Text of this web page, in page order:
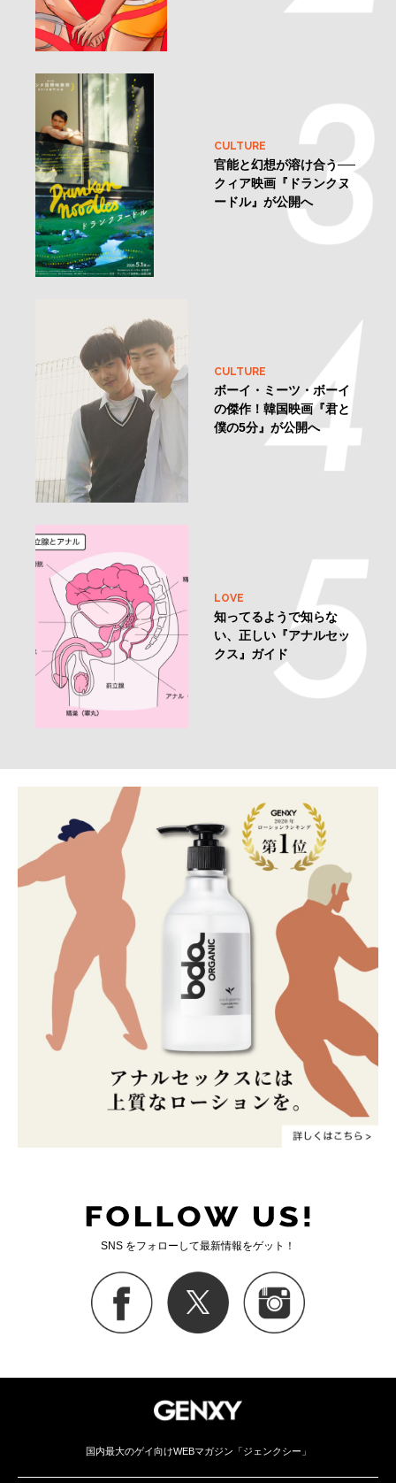
CULTURE
官能と幻想が溶け合う──
クィア映画『ドランクヌ
ードル』が公開へ
CULTURE
ボーイ・ミーツ・ボーイ
の傑作！韓国映画『君と
僕の5分』が公開へ
LOVE
知ってるようで知らな
い、正しい『アナルセッ
クス』ガイド
SNS をフォローして最新情報をゲット！
国内最大のゲイ向けWEBマガジン「ジェンクシー」